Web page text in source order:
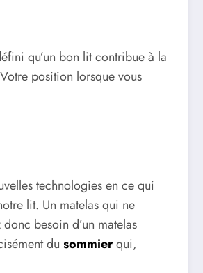
qu’un bon lit contribue à la
position lorsque vous
technologies en ce qui
lit. Un matelas qui ne
besoin d’un matelas
du sommierqui,